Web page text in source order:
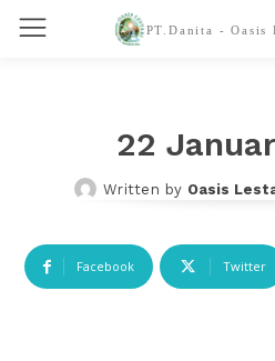
PT.Danita - Oasis
22
Written by Oasis
Facebook Twitter